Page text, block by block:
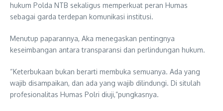
hukum Polda NTB sekaligus memperkuat peran Humas
sebagai garda terdepan komunikasi institusi.
Menutup paparannya, Aka menegaskan pentingnya
keseimbangan antara transparansi dan perlindungan hukum.
“Keterbukaan bukan berarti membuka semuanya. Ada yang
wajib disampaikan, dan ada yang wajib dilindungi. Di situlah
profesionalitas Humas Polri diuji,”pungkasnya.